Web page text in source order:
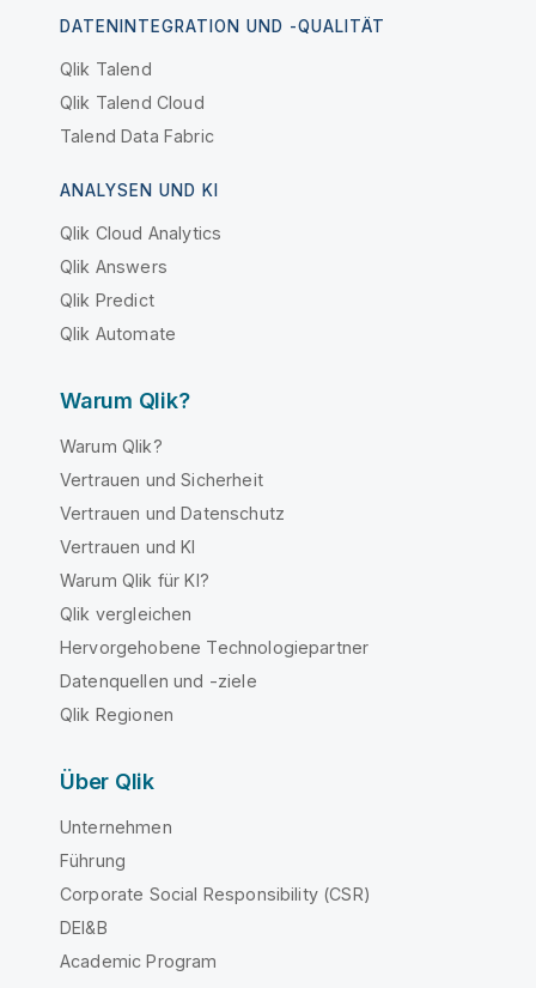
DATENINTEGRATION UND -QUALITÄT
Qlik Talend
Qlik Talend Cloud
Talend Data Fabric
ANALYSEN UND KI
Qlik Cloud Analytics
Qlik Answers
Qlik Predict
Qlik Automate
Warum Qlik?
Warum Qlik?
Vertrauen und Sicherheit
Vertrauen und Datenschutz
Vertrauen und KI
Warum Qlik für KI?
Qlik vergleichen
Hervorgehobene Technologiepartner
Datenquellen und -ziele
Qlik Regionen
Über Qlik
Unternehmen
Führung
Corporate Social Responsibility (CSR)
DEI&B
Academic Program